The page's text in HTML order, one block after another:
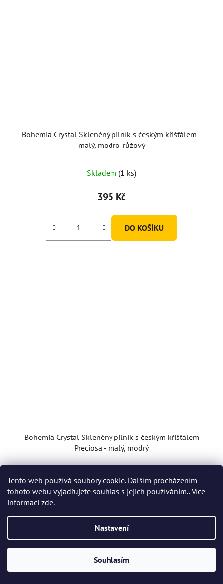
Tento web používá soubory cookie. Dalším procházením
tohoto webu vyjadřujete souhlas s jejich používáním.. Více
informací zde.
Nastavení
Souhlasím
Bohemia Crystal Skleněný pilník s českým křišťálem -
malý, modro-růžový
Skladem (1 ks)
395 Kč
DO KOŠÍKU
Bohemia Crystal Skleněný pilník s českým křišťálem
Preciosa - malý, modrý
Skladem (1 ks)
DO KOŠÍKU